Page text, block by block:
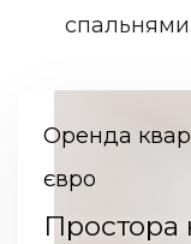
спальнями.
Оренда
євро
Простора